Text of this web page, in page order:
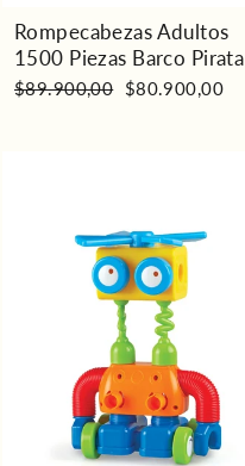
Rompecabezas Adultos
1500 Piezas Barco Pirata
Precio
$89.900,00 Precio
$80.900,00